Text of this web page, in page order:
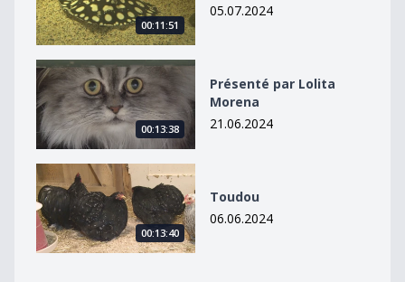
00:11:51
05.07.2024
Présenté par Lolita Morena
00:13:38
Présenté par Lolita
Morena
21.06.2024
Toudou
00:13:40
Toudou
06.06.2024